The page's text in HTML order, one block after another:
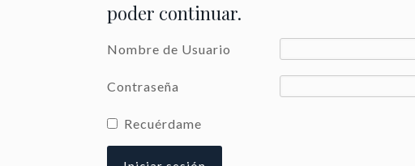
poder continuar.
Nombre de Usuario
Contraseña
Recuérdame